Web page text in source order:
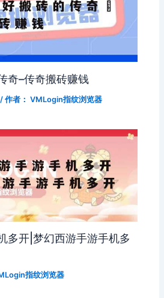
奇–传奇搬砖赚钱
/ 作者： VMLogin指纹浏览器
多开|梦幻西游手游手机多
指纹浏览器